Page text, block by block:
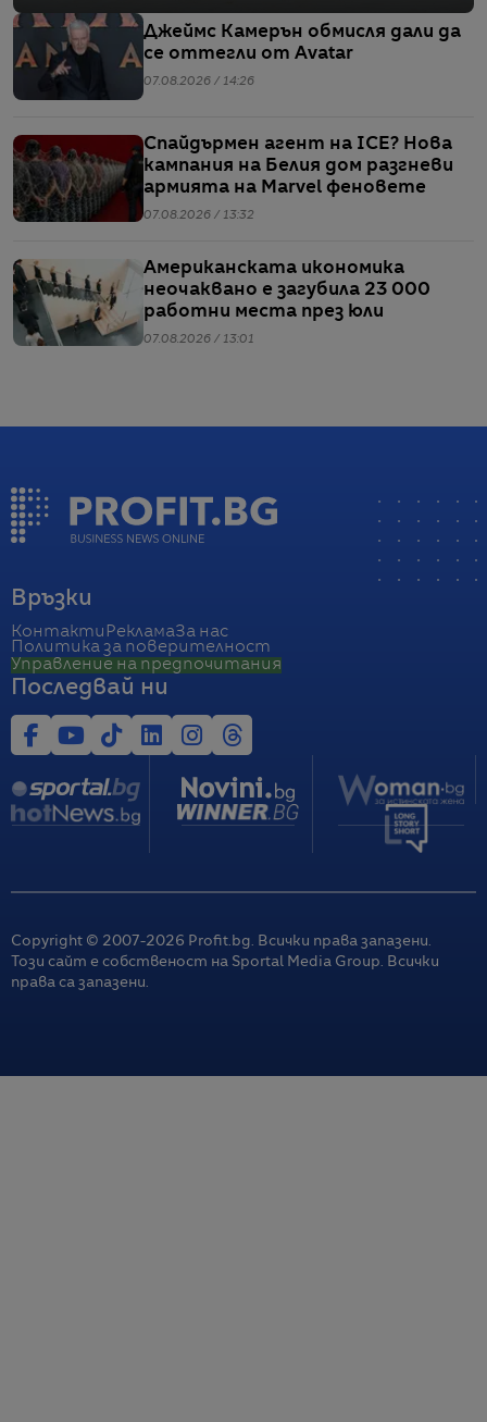
Джеймс Камерън обмисля дали да
се оттегли от Avatar
07.08.2026 / 14:26
Спайдърмен агент на ICE? Нова
кампания на Белия дом разгневи
армията на Marvel феновете
07.08.2026 / 13:32
Американската икономика
неочаквано е загубила 23 000
работни места през юли
07.08.2026 / 13:01
Връзки
Контакти РекламаЗа нас
Политика за поверителност
Управление на предпочитания
Последвай ни
Copyright © 2007-2026 Profit.bg. Всички права запазени.
Този сайт е собственост на Sportal Media Group. Всички
права са запазени.